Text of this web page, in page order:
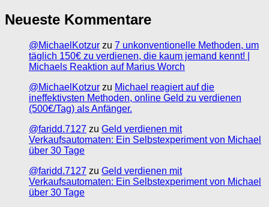
Neueste Kommentare
@MichaelKotzur zu 7 unkonventionelle Methoden, um
täglich 150€ zu verdienen, die kaum jemand kennt! |
Michaels Reaktion auf Marius Worch
@MichaelKotzur zu Michael reagiert auf die
ineffektivsten Methoden, online Geld zu verdienen
(500€/Tag) als Anfänger.
@faridd.7127 zu Geld verdienen mit
Verkaufsautomaten: Ein Selbstexperiment von Michael
über 30 Tage
@faridd.7127 zu Geld verdienen mit
Verkaufsautomaten: Ein Selbstexperiment von Michael
über 30 Tage